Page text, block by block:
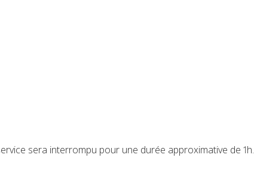
sera interrompu pour une durée approximative de 1h.